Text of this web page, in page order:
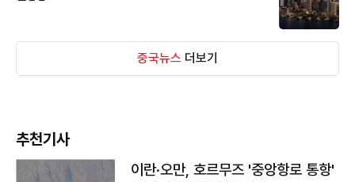
중국뉴스 더보기
추천기사
이란·오만, 호르무즈 '중앙항로 통항'